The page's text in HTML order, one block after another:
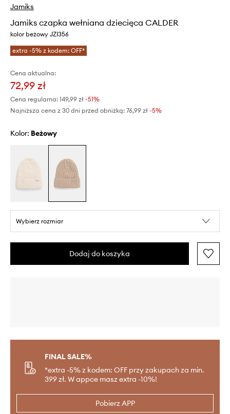
Jamiks
Jamiks czapka wełniana dziecięca CALDER
kolor beżowy JZI356
extra -5% z kodem: OFF*
Cena aktualna:
72,99 zł
Cena regularna: 149,99 zł -51%
Najniższa cena z 30 dni przed obniżką: 76,99 zł -5%
Kolor: beżowy
Wybierz rozmiar
Dodaj do koszyka
FINAL SALE%
*extra -5% z kodem: OFF przy zakupach za min.
399 zł. W appce masz extra -10%!
Pobierz APP